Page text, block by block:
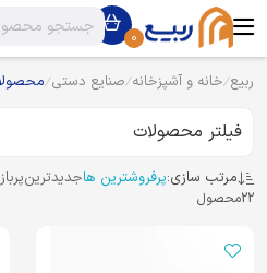
0
ربیع خانه و آشپزخانه صنایع دستی
فیلتر محصولات
مرتب سازی:پرفروشترین هاجدیدترین
22محصول